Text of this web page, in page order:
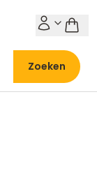
Zoeken